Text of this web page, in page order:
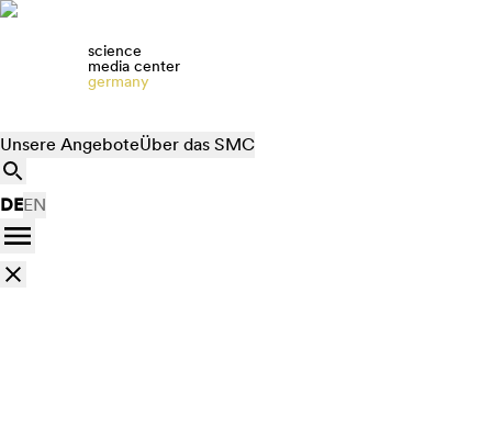
science
media center
germany
Unsere AngeboteÜber das SMC
DEEN